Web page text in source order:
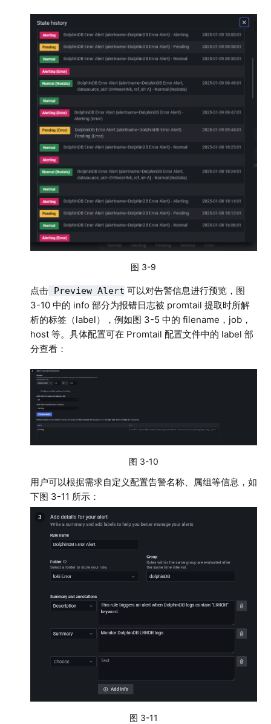
图 3-9
点击Preview Alert 可以对告警信息进行预览，图
3-10 中的 info 部分为报错日志被 promtail 提取时所解
析的标签（label），例如图 3-5 中的 filename，job，
host 等。具体配置可在 Promtail 配置文件中的 label 部
分查看：
图 3-10
用户可以根据需求自定义配置告警名称、属组等信息，如
下图 3-11 所示：
图 3-11